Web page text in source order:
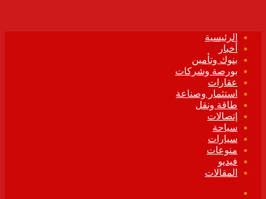
الرئيسية
أخبار
بنوك وتأمين
بورصة وشركات
عقارات
استثمار وصناعة
طاقة ونقل
إتصالات
سياحة
سيارات
منوعات
فيديو
المقالات